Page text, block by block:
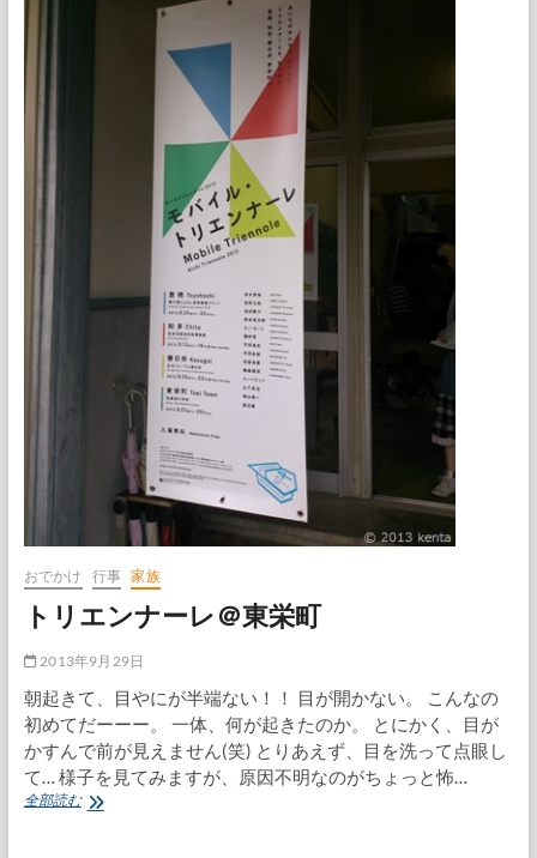
おでかけ 行事 家族
トリエンナーレ＠東栄町
2013年9月29日
朝起きて、目やにが半端ない！！ 目が開かない。 こんなの
初めてだーーー。 一体、何が起きたのか。 とにかく、目が
かすんで前が見えません(笑) とりあえず、目を洗って点眼し
て… 様子を見てみますが、原因不明なのがちょっと怖…
全部読むト